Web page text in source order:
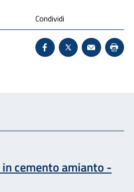
Condividi
Condividi su
X - Sito esterno
Invio Mail:
cemento amianto -